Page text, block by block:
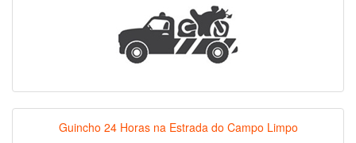
Guincho 24 Horas na Estrada do Campo Limpo